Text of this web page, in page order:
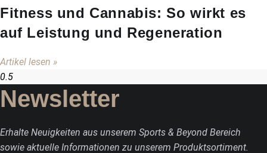
Fitness und Cannabis: So wirkt es
auf Leistung und Regeneration
Artikel lesen »
Newsletter
Erhalte Neuigkeiten aus unserem Sports & Beyond Bereich
sowie aktuelle Informationen zu unserem Produktsortiment.